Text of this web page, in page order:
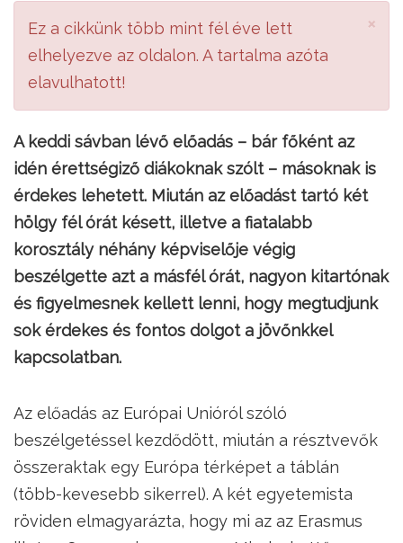
×
Ez a cikkünk több mint fél éve lett
elhelyezve az oldalon. A tartalma azóta
elavulhatott!
A keddi sávban lévő előadás – bár főként az
idén érettségiző diákoknak szólt – másoknak is
érdekes lehetett. Miután az előadást tartó két
hölgy fél órát késett, illetve a fiatalabb
korosztály néhány képviselője végig
beszélgette azt a másfél órát, nagyon kitartónak
és figyelmesnek kellett lenni, hogy megtudjunk
sok érdekes és fontos dolgot a jövőnkkel
kapcsolatban.
Az előadás az Európai Unióról szóló
beszélgetéssel kezdődött, miután a résztvevők
összeraktak egy Európa térképet a táblán
(több-kevesebb sikerrel). A két egyetemista
röviden elmagyarázta, hogy mi az az Erasmus